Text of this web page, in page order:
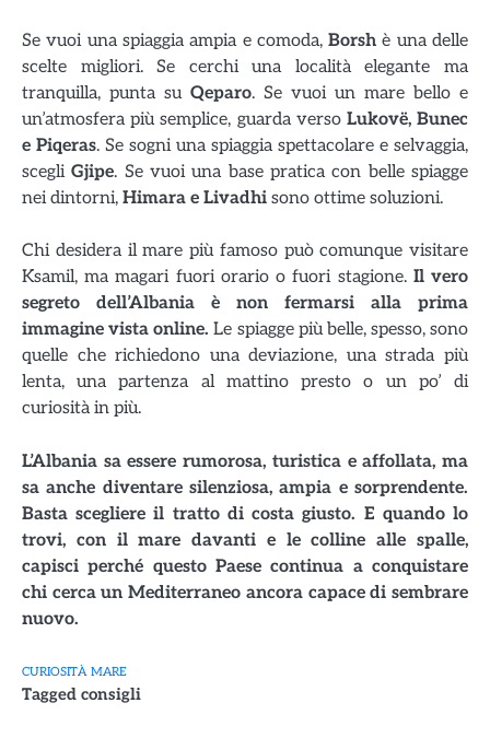
Se vuoi una spiaggia ampia e comoda,Borsh è una delle
scelte migliori. Se cerchi una località elegante ma
tranquilla, punta su Qeparo. Se vuoi un mare bello e
un’atmosfera più semplice, guarda verso Lukovë, Bunec
e Piqeras. Se sogni una spiaggia spettacolare e selvaggia,
scegliGjipe. Se vuoi una base pratica con belle spiagge
nei dintorni, Himara e Livadhi sono ottime soluzioni.
Chi desidera il mare più famoso può comunque visitare
Ksamil, ma magari fuori orario o fuori stagione. Il vero
segreto dell’Albania è non fermarsi alla prima
immagine vista online. Le spiagge più belle, spesso, sono
quelle che richiedono una deviazione, una strada più
lenta, una partenza al mattino presto o un po’ di
curiosità in più.
L’Albania sa essere rumorosa, turistica e affollata, ma
sa anche diventare silenziosa, ampia e sorprendente.
Basta scegliere il tratto di costa giusto. E quando lo
trovi, con il mare davanti e le colline alle spalle,
capisci perché questo Paese continua a conquistare
chi cerca un Mediterraneo ancora capace di sembrare
nuovo.
CURIOSITÀ MARE
Tagged consigli